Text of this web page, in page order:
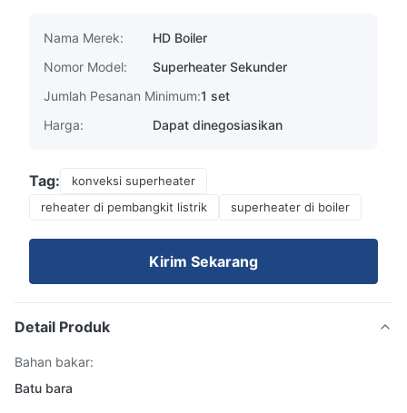
Nama Merek:
HD Boiler
Nomor Model:
Superheater Sekunder
Jumlah Pesanan Minimum:1 set
Harga:
Dapat dinegosiasikan
Tag:
konveksi superheater
reheater di pembangkit listrik
superheater di boiler
Kirim Sekarang
Detail Produk
Bahan bakar:
Batu bara